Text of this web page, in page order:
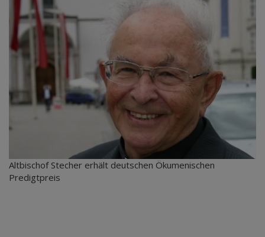
Altbischof Stecher erhält deutschen Ökumenischen
Predigtpreis